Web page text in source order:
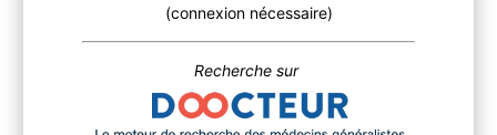
(connexion nécessaire)
Recherche sur